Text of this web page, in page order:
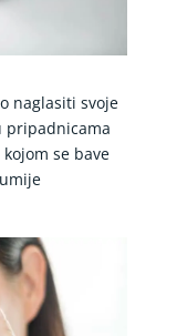
naglasiti svoje
pripadnicama
se bave